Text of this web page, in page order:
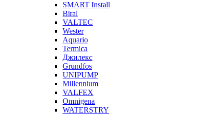
SMART Install
Biral
VALTEC
Wester
Aquario
Termica
Джилекс
Grundfos
UNIPUMP
Millennium
VALFEX
Omnigena
WATERSTRY